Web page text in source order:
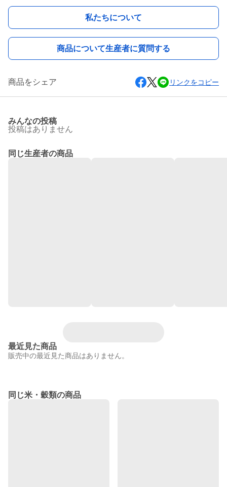
私たちについて
商品について生産者に質問する
商品をシェア リンクをコピー
みんなの投稿
投稿はありません
同じ生産者の商品
最近見た商品
販売中の最近見た商品はありません。
同じ米・穀類の商品